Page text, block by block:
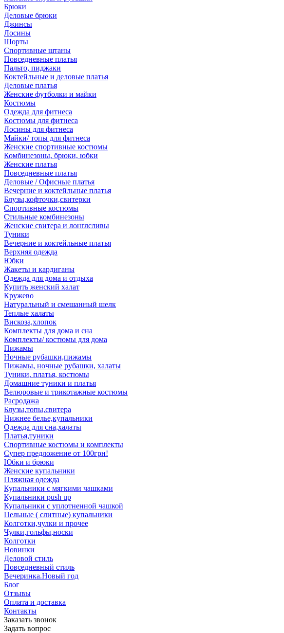
Брюки
Деловые брюки
Джинсы
Лосины
Шорты
Спортивные штаны
Повседневные платья
Пальто, пиджаки
Коктейльные и деловые платья
Деловые платья
Женские футболки и майки
Костюмы
Одежда для фитнеса
Костюмы для фитнеса
Лосины для фитнеса
Майки/ топы для фитнеса
Женские спортивные костюмы
Комбинезоны, брюки, юбки
Женские платья
Повседневные платья
Деловые / Офисные платья
Вечерние и коктейльные платья
Блузы,кофточки,свитерки
Спортивные костюмы
Стильные комбинезоны
Женские свитера и лонглсливы
Туники
Вечерние и коктейльные платья
Верхняя одежда
Юбки
Жакеты и кардиганы
Одежда для дома и отдыха
Купить женский халат
Кружево
Натуральный и смешанный шелк
Теплые халаты
Вискоза,хлопок
Комплекты для дома и сна
Комплекты/ костюмы для дома
Пижамы
Ночные рубашки,пижамы
Пижамы, ночные рубашки, халаты
Туники, платья, костюмы
Домашние туники и платья
Велюровые и трикотажные костюмы
Расродажа
Блузы,топы,свитера
Нижнее белье,купальники
Одежда для сна,халаты
Платья,туники
Спортивные костюмы и комплекты
Супер предложение от 100грн!
Юбки и брюки
Женские купальники
Пляжная одежда
Купальники с мягкими чашками
Купальники push up
Купальники с уплотненной чашкой
Цельные ( слитные) купальники
Колготки,чулки и прочее
Чулки,гольфы,носки
Колготки
Новинки
Деловой стиль
Повседневный стиль
Вечеринка.Новый год
Блог
Отзывы
Оплата и доставка
Контакты
Заказать звонок
Задать вопрос